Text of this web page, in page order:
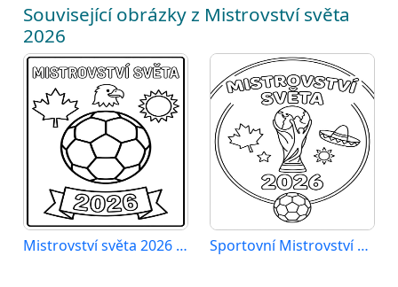
Související obrázky z Mistrovství světa
2026
Mistrovství světa 2026 zdarma Sportovní Mistrovství světa 2026